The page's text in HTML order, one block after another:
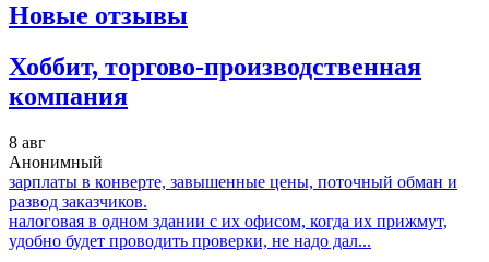
Новые отзывы
Хоббит, торгово-производственная
компания
8 авг
Анонимный
зарплаты в конверте, завышенные цены, поточный обман и
развод заказчиков.
налоговая в одном здании с их офисом, когда их прижмут,
удобно будет проводить проверки, не надо дал...